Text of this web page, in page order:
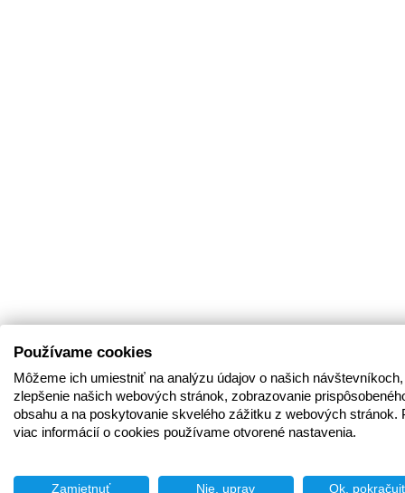
Používame cookies
Môžeme ich umiestniť na analýzu údajov o našich
zlepšenie našich webových stránok, zobrazovanie
obsahu a na poskytovanie skvelého zážitku z webových stránok.
viac informácií o cookies používame otvorené nastavenia.
Zamietnuť Nie, uprav Ok,